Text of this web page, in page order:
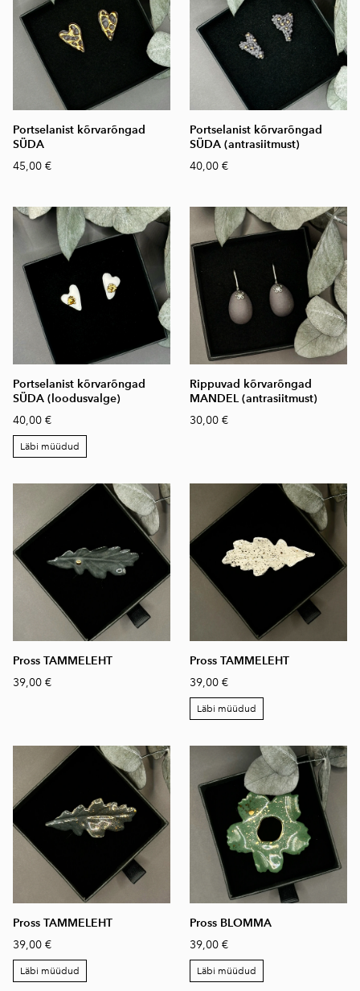
Portselanist kõrvarõngad
SÜDA
45,00 €
Portselanist kõrvarõngad
SÜDA (antrasiitmust)
40,00 €
Portselanist kõrvarõngad
SÜDA (loodusvalge)
40,00 €
Läbi müüdud
Rippuvad kõrvarõngad
MANDEL (antrasiitmust)
30,00 €
Pross TAMMELEHT
39,00 €
Pross TAMMELEHT
39,00 €
Läbi müüdud
Pross TAMMELEHT
39,00 €
Läbi müüdud
Pross BLOMMA
39,00 €
Läbi müüdud